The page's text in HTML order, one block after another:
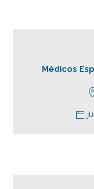
Médicos